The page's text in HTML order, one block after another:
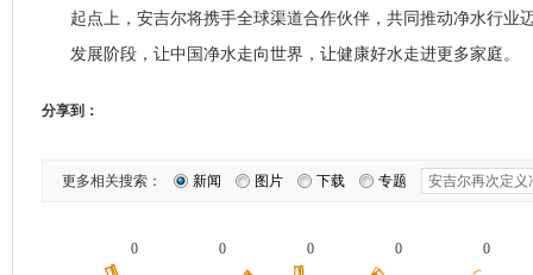
起点上，安吉尔将携手全球渠道合作伙伴，共同推动净水行业
发展阶段，让中国净水走向世界，让健康好水走进更多家庭。
分享到：
更多相关搜索： 新闻 图片 下载 专题
0 0 0 0 0